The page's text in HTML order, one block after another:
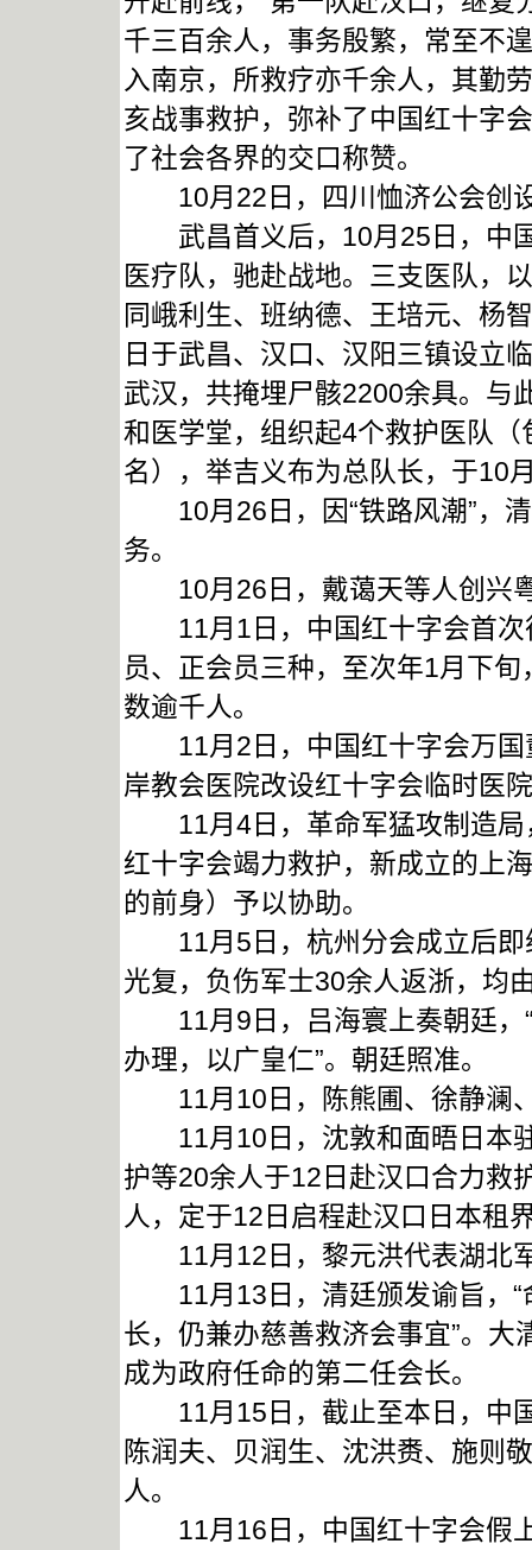
千三百余人，事务殷繁，常至不
入南京，所救疗亦千余人，其勤
亥战事救护，弥补了中国红十字
了社会各界的交口称赞。
10月22日，四川恤济公会创
武昌首义后，10月25日，中国
医疗队，驰赴战地。三支医队，
同峨利生、班纳德、王培元、杨
日于武昌、汉口、汉阳三镇设立
武汉，共掩埋尸骸2200余具。与
和医学堂，组织起4个救护医队
名），举吉义布为总队长，于10
10月26日，因“铁路风潮”，清
务。
10月26日，戴蔼天等人创兴
11月1日，中国红十字会首次
员、正会员三种，至次年1月下
数逾千人。
11月2日，中国红十字会万国
岸教会医院改设红十字会临时医
11月4日，革命军猛攻制造局
红十字会竭力救护，新成立的上
的前身）予以协助。
11月5日，杭州分会成立后即
光复，负伤军士30余人返浙，均
11月9日，吕海寰上奏朝廷，“
办理，以广皇仁”。朝廷照准。
11月10日，陈熊圃、徐静澜
11月10日，沈敦和面晤日本驻
护等20余人于12日赴汉口合力救
人，定于12日启程赴汉口日本租
11月12日，黎元洪代表湖北
11月13日，清廷颁发谕旨，“
长，仍兼办慈善救济会事宜”。大
成为政府任命的第二任会长。
11月15日，截止至本日，中国
陈润夫、贝润生、沈洪赉、施则
人。
11月16日，中国红十字会假上